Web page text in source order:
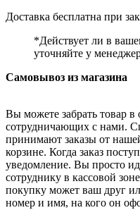
Доставка бесплатна при
*Действует ли в
уточняйте у
Самовывоз из магазина
Вы можете забрать товар в
сотрудничающих с нами.
принимают заказы от
корзине. Когда заказ
уведомление. Вы просто
сотруднику в кассовой
покупку может ваш друг
номер и имя, на кого он